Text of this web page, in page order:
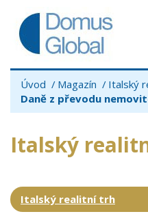
Úvod Magazín
Italský
Daně z převodu
Italský
Italský realitní trh